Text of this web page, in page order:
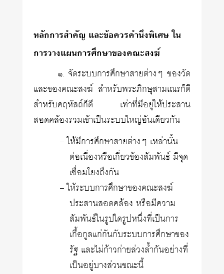
หลักการสำคัญ และข้อควรคำนึงพิเศษ ใน
การวางแผนการศึกษาของคณะสงฆ์
๑. จัดระบบการศึกษาสายต่างๆ ของวัด
และของคณะสงฆ์ สำหรับพระภิกษุสามเณรก็ดี
สำหรับคฤหัสถ์ก็ดี เท่าที่มีอยู่ให้ประสาน
สอดคล้องรวมเข้าเป็นระบบใหญ่อันเดียวกัน
– ให้มีการศึกษาสายต่างๆ เหล่านั้น
ต่อเนื่องหรือเกี่ยวข้องสัมพันธ์ มีจุด
เชื่อมโยงถึงกัน
– ให้ระบบการศึกษาของคณะสงฆ์
ประสานสอดคล้อง หรือมีความ
สัมพันธ์ในรูปใดรูปหนึ่งที่เป็นการ
เกื้อกูลแก่กันกับระบบการศึกษาของ
รัฐ และไม่ก้าวก่ายล่วงล้ำกันอย่างที่
เป็นอยู่บางส่วนขณะนี้